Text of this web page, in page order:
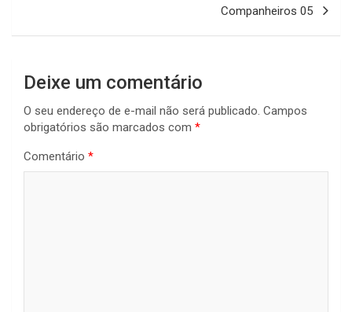
Companheiros 05
Deixe um comentário
O seu endereço de e-mail não será publicado. Campos
obrigatórios são marcados com *
Comentário *